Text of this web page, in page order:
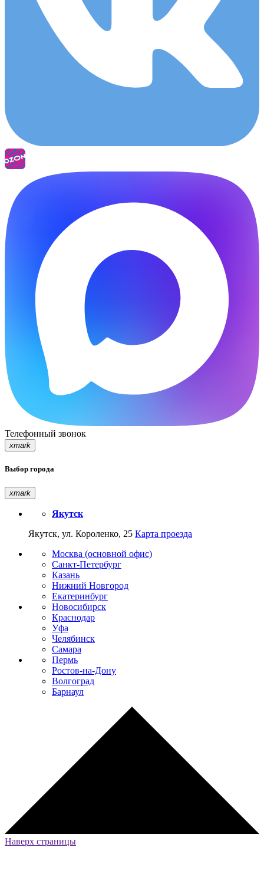
Телефонный звонок
xmark
Выбор города
xmark
Якутск
Якутск, ул. Короленко, 25 Карта проезда
Москва (основной офис)
Санкт-Петербург
Казань
Нижний Новгород
Екатеринбург
Новосибирск
Краснодар
Уфа
Челябинск
Самара
Пермь
Ростов-на-Дону
Волгоград
Барнаул
Наверх страницы